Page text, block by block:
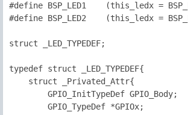
#define BSP_LED1	(this_ledx = BSP_LED1_OFFSET);_BSP_LED1
#define BSP_LED2	(this_ledx = BSP_LED2_OFFSET);_BSP_LED2
struct _LED_TYPEDEF;
typedef struct _LED_TYPEDEF{